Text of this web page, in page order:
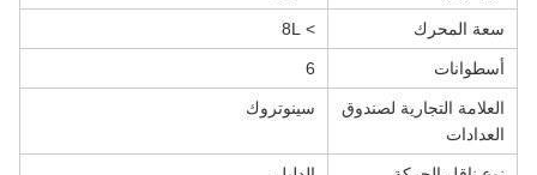
سعة المحرك > 8L
أسطوانات 6
العلامة التجارية لصندوق
العدادات
سينوتروك